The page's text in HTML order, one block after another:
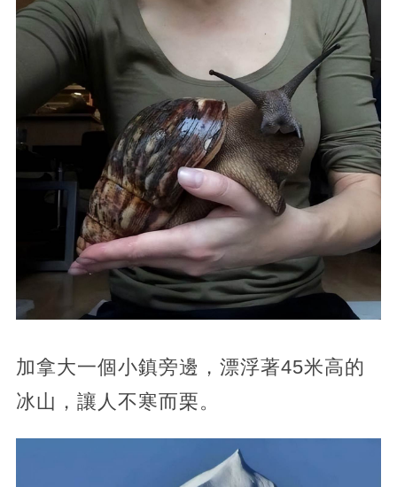
加拿大一個小鎮旁邊，漂浮著45米高的
冰山，讓人不寒而栗。